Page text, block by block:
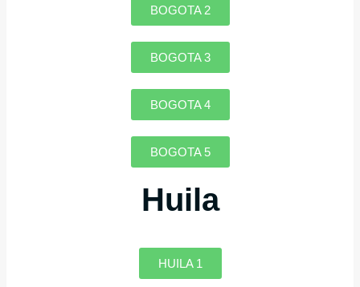
BOGOTA 2
BOGOTA 3
BOGOTA 4
BOGOTA 5
Huila
HUILA 1